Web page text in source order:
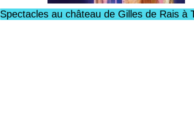
Spectacles au château de Gilles de Rais à